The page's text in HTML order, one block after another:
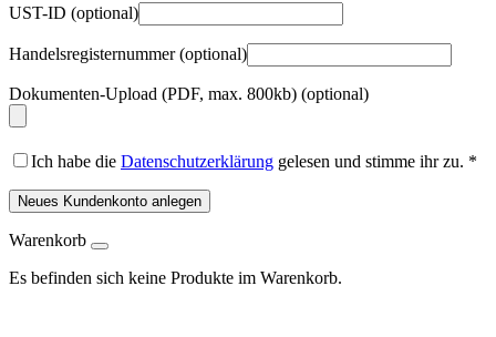
UST-ID (optional)
Handelsregisternummer(optional)
Dokumenten-Upload (PDF, max. 800kb) (optional)
Ich habe die Datenschutzerklärung gelesen und stimme ihr zu. *
Neues Kundenkonto anlegen
Warenkorb
Es befinden sich keine Produkte im Warenkorb.